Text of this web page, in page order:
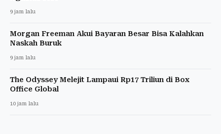
9 jam lalu
Morgan Freeman Akui Bayaran Besar Bisa Kalahkan
Naskah Buruk
9 jam lalu
The Odyssey Melejit Lampaui Rp17 Triliun di Box
Office Global
10 jam lalu